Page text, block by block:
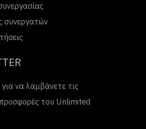
συνεργατών
να λαμβάνετε τις
του Unlimited